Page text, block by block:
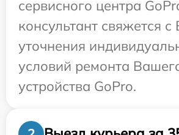
сервисного центра
консультант свяжется
уточнения
условий ремонта
устройства GoPro.